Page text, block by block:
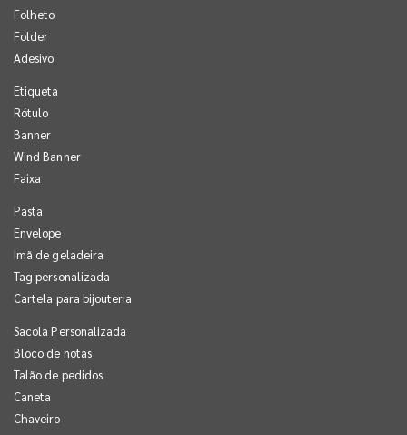
Folheto
Folder
Adesivo
Etiqueta
Rótulo
Banner
Wind Banner
Faixa
Pasta
Envelope
Imã de geladeira
Tag personalizada
Cartela para bijouteria
Sacola Personalizada
Bloco de notas
Talão de pedidos
Caneta
Chaveiro